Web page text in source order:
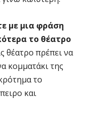
με μια φράση
το θέατρο
θέατρο πρέπει να
κομματάκι της
το
και